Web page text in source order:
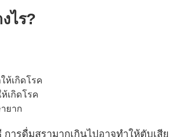
ไร?
เกิดโรค
ยาก